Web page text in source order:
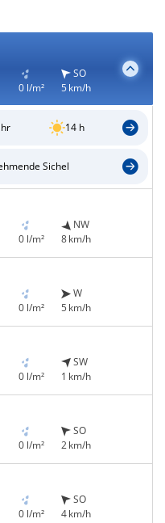
0 l/m²
SO
5 km/h
14 h
Sichel
0 l/m²
NW
8 km/h
0 l/m²
W
5 km/h
0 l/m²
SW
1 km/h
0 l/m²
SO
2 km/h
0 l/m²
SO
4 km/h